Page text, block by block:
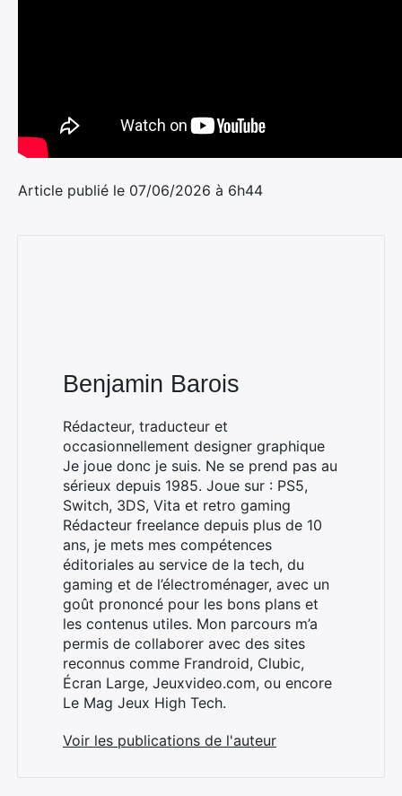
Article publié le 07/06/2026 à 6h44
Benjamin Barois
Rédacteur, traducteur et
occasionnellement designer graphique
Je joue donc je suis. Ne se prend pas au
sérieux depuis 1985. Joue sur : PS5,
Switch, 3DS, Vita et retro gaming
Rédacteur freelance depuis plus de 10
ans, je mets mes compétences
éditoriales au service de la tech, du
gaming et de l’électroménager, avec un
goût prononcé pour les bons plans et
les contenus utiles. Mon parcours m’a
permis de collaborer avec des sites
reconnus comme Frandroid, Clubic,
Écran Large, Jeuxvideo.com, ou encore
Le Mag Jeux High Tech.
Voir les publications de l'auteur